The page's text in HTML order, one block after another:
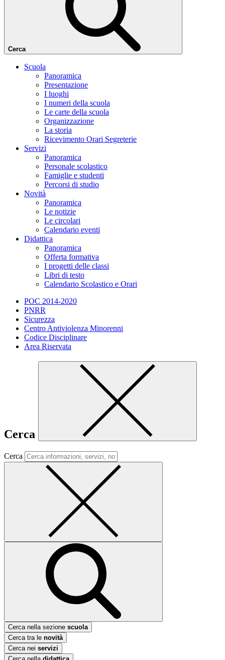
Cerca
Scuola
Panoramica
Presentazione
I luoghi
I numeri della scuola
Le carte della scuola
Organizzazione
La storia
Ricevimento Orari Segreterie
Servizi
Panoramica
Personale scolastico
Famiglie e studenti
Percorsi di studio
Novità
Panoramica
Le notizie
Le circolari
Calendario eventi
Didattica
Panoramica
Offerta formativa
I progetti delle classi
Libri di testo
Calendario Scolastico e Orari
POC 2014-2020
PNRR
Sicurezza
Centro Antiviolenza Minorenni
Codice Disciplinare
Area Riservata
Cerca
Cerca
Cerca nella sezione scuola
Cerca tra le novità
Cerca nei servizi